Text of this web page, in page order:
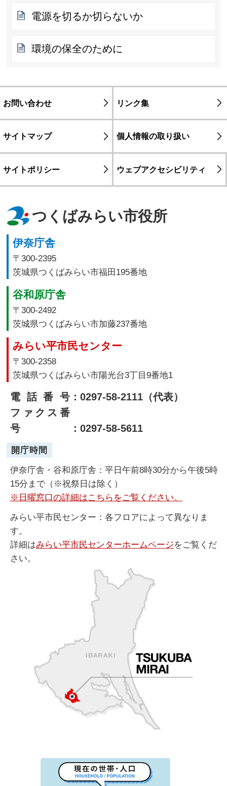
電源を切るか切らないか
環境の保全のために
お問い合わせ リンク集
サイトマップ 個人情報の取り扱い
サイトポリシー ウェブアクセシビリティ
つくばみらい市役所
伊奈庁舎
〒300-2395
茨城県つくばみらい市福田195番地
谷和原庁舎
〒300-2492
茨城県つくばみらい市加藤237番地
みらい平市民センター
〒300-2358
茨城県つくばみらい市陽光台3丁目9番地1
電話番号：0297-58-2111（代表）
ファクス番
号
：0297-58-5611
開庁時間
伊奈庁舎・谷和原庁舎：平日午前8時30分から午後5時
15分まで（※祝祭日は除く）
※日曜窓口の詳細はこちらをご覧ください。
みらい平市民センター：各フロアによって異なりま
す。
詳細はみらい平市民センターホームページをご覧くだ
さい。